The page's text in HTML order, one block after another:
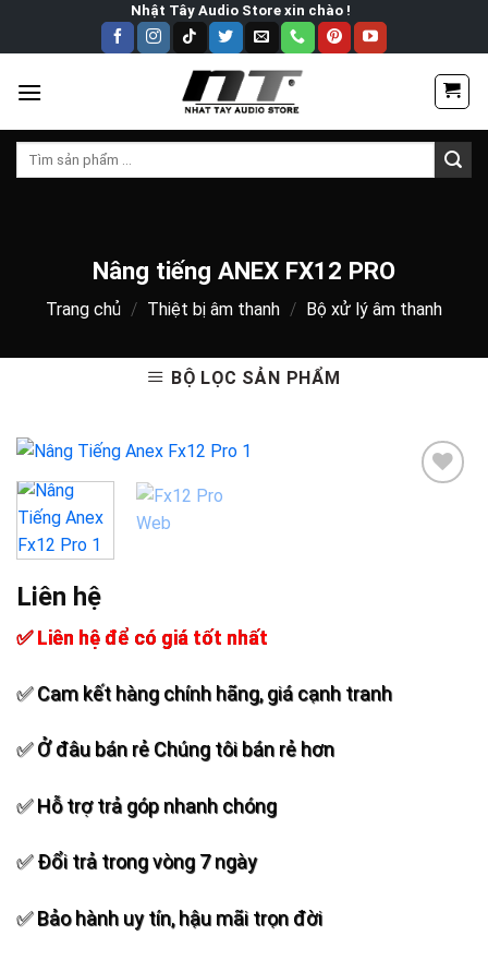
Nhật Tây Audio Store xin chào !
Tìm
Nâng tiếng ANEX FX12 PRO
Trang chủ / Thiệt bị âm thanh / Bộ xử lý âm thanh
BỘ LỌC SẢN PHẨM
Liên hệ
✅ Liên hệ để có giá tốt nhất
✅ Cam kết hàng chính hãng, giá cạnh tranh
✅ Ở đâu bán rẻ Chúng tôi bán rẻ hơn
✅ Hỗ trợ trả góp nhanh chóng
✅ Đổi trả trong vòng 7 ngày
✅ Bảo hành uy tín, hậu mãi trọn đời